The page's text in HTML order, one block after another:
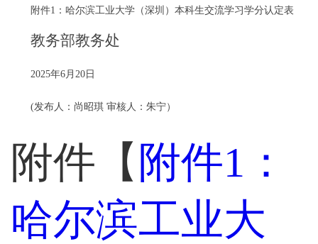
附件1 ：哈尔滨工业大学（深圳）本科生交流学习学分认定表
教务部教务处
2025年6月 20 日
(发布人：尚昭琪 审核人：朱宁）
附件【 附件1：
哈尔滨工业大